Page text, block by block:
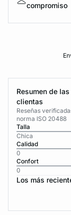
compromiso
Resumen de
clientas
Reseñas
norma ISO 20488
Talla
Chica
Calidad
0
Confort
0
Los más